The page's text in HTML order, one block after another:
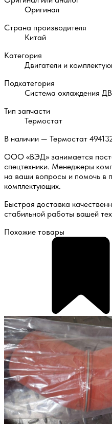
Оригинал
Страна производителя
Китай
Категория
Двигатели и
Подкатегория
Система охлаждения
Тип запчасти
Термостат
В наличии — Термостат
ООО «ВЭД» занимается
спецтехники. Менеджеры
на ваши вопросы и помочь в
комплектующих.
Быстрая доставка
стабильной работы вашей
Похожие товары